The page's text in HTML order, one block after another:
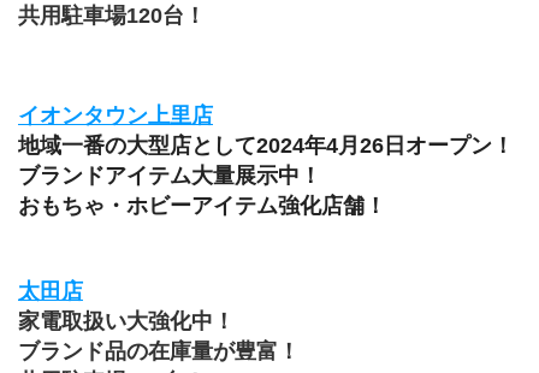
共用駐車場120台！
イオンタウン上里店
地域一番の大型店として2024年4月26日オープン！
ブランドアイテム大量展示中！
おもちゃ・ホビーアイテム強化店舗！
太田店
家電取扱い大強化中！
ブランド品の在庫量が豊富！